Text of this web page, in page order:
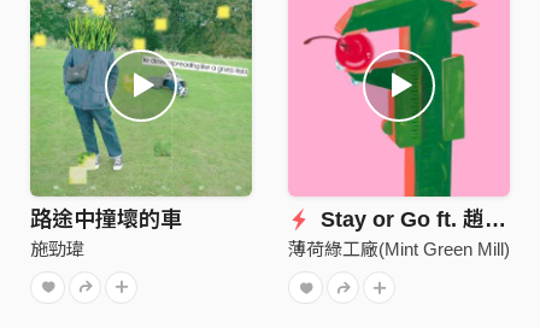
路途中撞壞的車
施勁瑋
Stay or Go ft. 趙廣絜 KJ
薄荷綠工廠(Mint Green Mill)